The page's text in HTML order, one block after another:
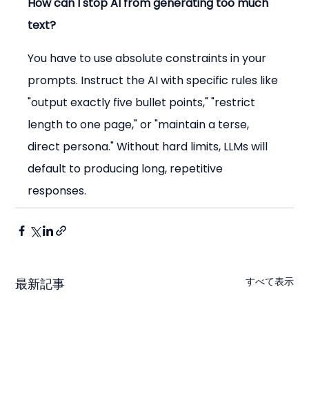
text?
You have to use absolute constraints in your
prompts. Instruct the AI with specific rules like
"output exactly five bullet points," "restrict
length to one page," or "maintain a terse,
direct persona." Without hard limits, LLMs will
default to producing long, repetitive
responses.
最新記事 すべて表示